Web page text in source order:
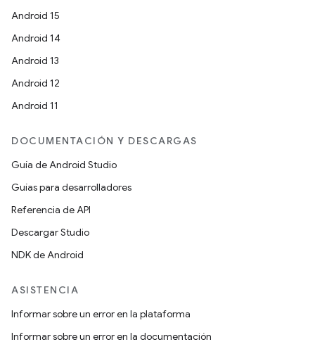
Android 15
Android 14
Android 13
Android 12
Android 11
DOCUMENTACIÓN Y DESCARGAS
Guía de Android Studio
Guías para desarrolladores
Referencia de API
Descargar Studio
NDK de Android
ASISTENCIA
Informar sobre un error en la plataforma
Informar sobre un error en la documentación